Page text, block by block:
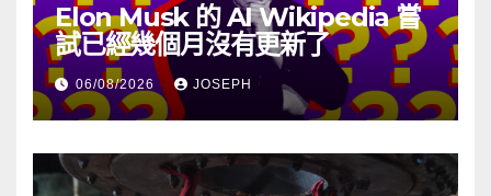
Elon Musk 的 AI Wikipedia 嘗
試已經幾個月沒有更新了
06/08/2026 JOSEPH